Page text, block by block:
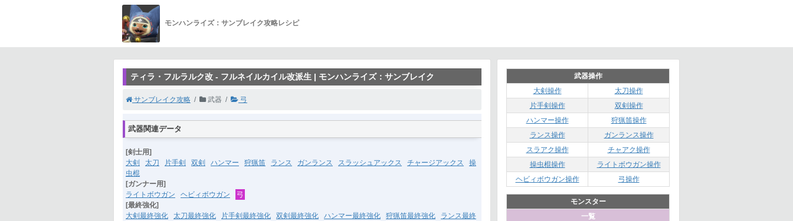
モンハンライズ：サンブレイク攻略レシピ
ティラ・フルラルク改 - フルネイルカイル改派生 | モンハンライズ：サンブレイク
サンブレイク攻略 武器 弓
武器関連データ
[剣士用]
大剣
太刀 片手剣 双剣 ハンマー 狩猟笛 ランス ガンランス スラッシュアックス チャージアックス
操
虫棍
[ガンナー用]
ライトボウガン
ヘビィボウガン
弓
[最終強化]
大剣最終強化
太刀最終強化 片手剣最終強化 双剣最終強化 ハンマー最終強化 狩猟笛最終強化
ランス最終
武器操作
大剣操作
太刀操作
片手剣操作
双剣操作
ハンマー操作
狩猟笛操作
ランス操作
ガンランス操作
スラアク操作
チャアク操作
操虫棍操作
ライトボウガン操作
ヘビィボウガン操作
弓操作
モンスター
一覧